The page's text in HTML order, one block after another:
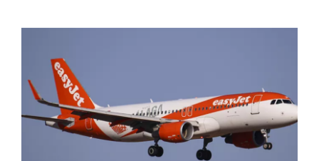
Regulations And Safe Driving
Say It Or Show It Outloud